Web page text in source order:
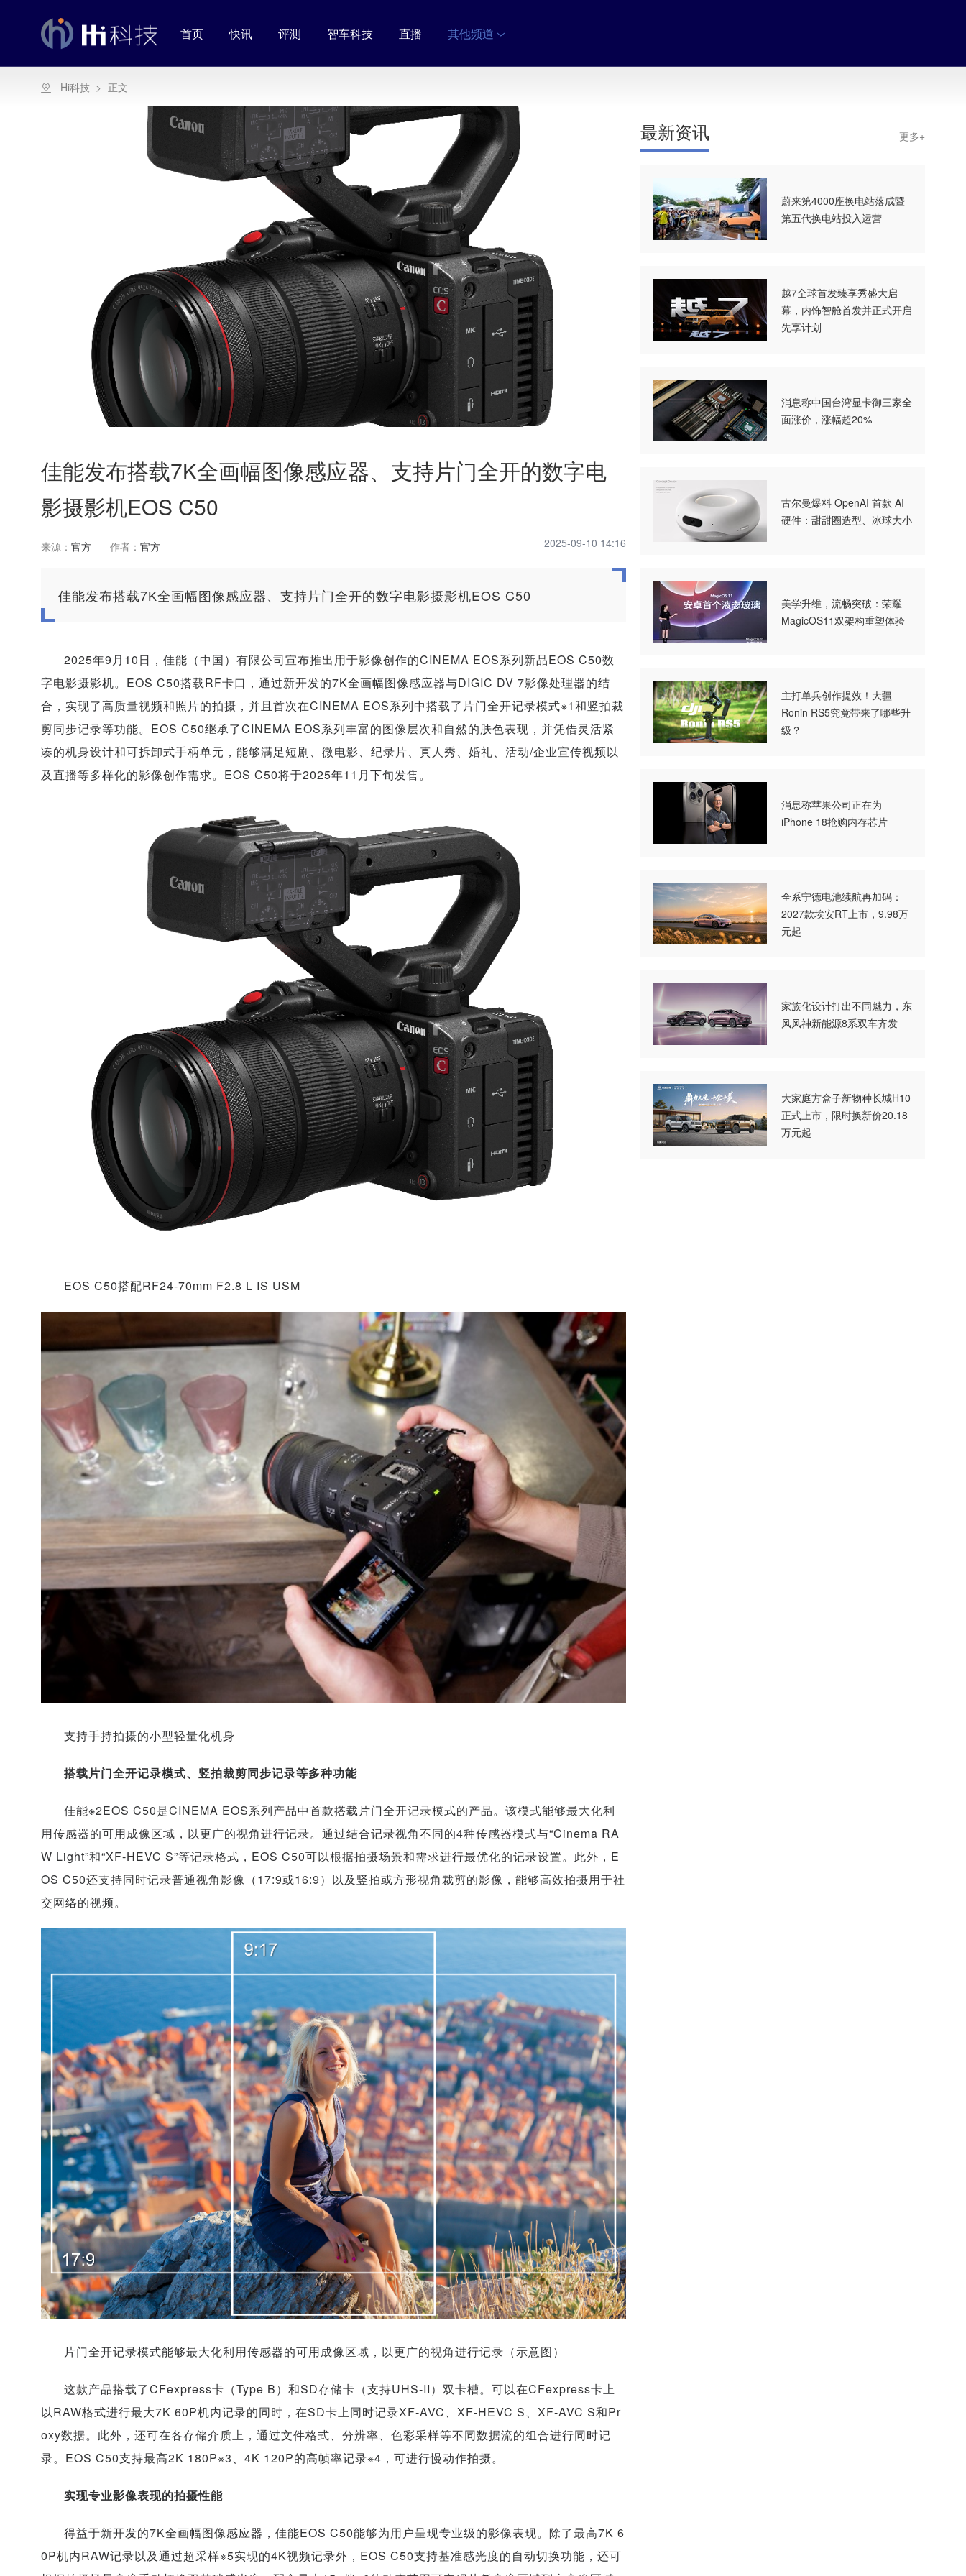
首页 快讯 评测 智车科技 直播 其他频道
Hi科技 > 正文
佳能发布搭载7K全画幅图像感应器、支持片门全开的数字电
影摄影机EOS C50
来源： 官方 作者： 官方 2025-09-10 14:16
佳能发布搭载7K全画幅图像感应器、支持片门全开的数字电影摄影机EOS C50
2025年9月10日，佳能（中国）有限公司宣布推出用于影像创作的CINEMA EOS系列新品EOS C50数
字电影摄影机。EOS C50搭载RF卡口，通过新开发的7K全画幅图像感应器与DIGIC DV 7影像处理器的结
合，实现了高质量视频和照片的拍摄，并且首次在CINEMA EOS系列中搭载了片门全开记录模式※1和竖拍裁
剪同步记录等功能。EOS C50继承了CINEMA EOS系列丰富的图像层次和自然的肤色表现，并凭借灵活紧
凑的机身设计和可拆卸式手柄单元，能够满足短剧、微电影、纪录片、真人秀、婚礼、活动/企业宣传视频以
及直播等多样化的影像创作需求。EOS C50将于2025年11月下旬发售。
EOS C50搭配RF24-70mm F2.8 L IS USM
支持手持拍摄的小型轻量化机身
搭载片门全开记录模式、竖拍裁剪同步记录等多种功能
佳能※2EOS C50是CINEMA EOS系列产品中首款搭载片门全开记录模式的产品。该模式能够最大化利
用传感器的可用成像区域，以更广的视角进行记录。通过结合记录视角不同的4种传感器模式与“Cinema RA
W Light”和“XF-HEVC S”等记录格式，EOS C50可以根据拍摄场景和需求进行最优化的记录设置。此外，E
OS C50还支持同时记录普通视角影像（17:9或16:9）以及竖拍或方形视角裁剪的影像，能够高效拍摄用于社
交网络的视频。
片门全开记录模式能够最大化利用传感器的可用成像区域，以更广的视角进行记录（示意图）
这款产品搭载了CFexpress卡（Type B）和SD存储卡（支持UHS-II）双卡槽。可以在CFexpress卡上
以RAW格式进行最大7K 60P机内记录的同时，在SD卡上同时记录XF-AVC、XF-HEVC S、XF-AVC S和Pr
oxy数据。此外，还可在各存储介质上，通过文件格式、分辨率、色彩采样等不同数据流的组合进行同时记
录。EOS C50支持最高2K 180P※3、4K 120P的高帧率记录※4，可进行慢动作拍摄。
实现专业影像表现的拍摄性能
得益于新开发的7K全画幅图像感应器，佳能EOS C50能够为用户呈现专业级的影像表现。除了最高7K 6
0P机内RAW记录以及通过超采样※5实现的4K视频记录外，EOS C50支持基准感光度的自动切换功能，还可
最新资讯 更多+
蔚来第4000座换电站落成暨
第五代换电站投入运营
越7全球首发臻享秀盛大启
幕，内饰智舱首发并正式开启
先享计划
消息称中国台湾显卡御三家全
面涨价，涨幅超20%
古尔曼爆料 OpenAI 首款 AI
硬件：甜甜圈造型、冰球大小
美学升维，流畅突破：荣耀
MagicOS11双架构重塑体验
主打单兵创作提效！大疆
Ronin RS5究竟带来了哪些升
级？
消息称苹果公司正在为
iPhone 18抢购内存芯片
全系宁德电池续航再加码：
2027款埃安RT上市，9.98万
元起
家族化设计打出不同魅力，东
风风神新能源8系双车齐发
大家庭方盒子新物种长城H10
正式上市，限时换新价20.18
万元起